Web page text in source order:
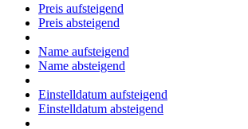
Preis aufsteigend
Preis absteigend
Name aufsteigend
Name absteigend
Einstelldatum aufsteigend
Einstelldatum absteigend